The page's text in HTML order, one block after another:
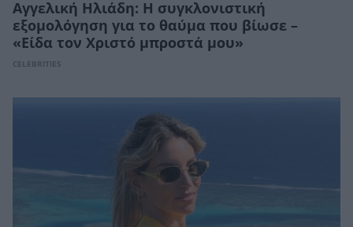
Αγγελική Ηλιάδη: Η συγκλονιστική
εξομολόγηση για το θαύμα που βίωσε –
«Είδα τον Χριστό μπροστά μου»
CELEBRITIES